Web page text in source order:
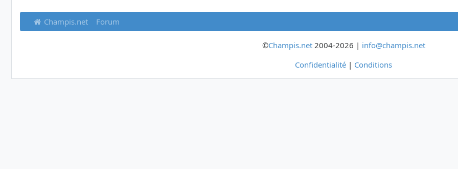
Champis.net Forum
©Champis.net2004-2026 | info@champis.net
Confidentialité | Conditions